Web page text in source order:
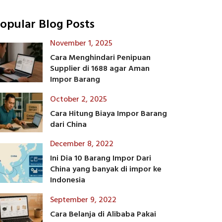
Blog Posts
November 1, 2025
Cara Menghindari Penipuan
Supplier di 1688 agar Aman
Impor Barang
October 2, 2025
Cara Hitung Biaya Impor Barang
dari China
December 8, 2022
Ini Dia 10 Barang Impor Dari
China yang banyak di impor ke
Indonesia
September 9, 2022
Cara Belanja di Alibaba Pakai